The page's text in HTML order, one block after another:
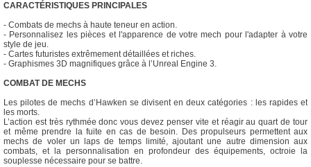
CARACTÉRISTIQUES PRINCIPALES
- Combats de mechs à haute teneur en action.
- Personnalisez les pièces et l'apparence de votre mech pour l'adapter à votre
style de jeu.
- Cartes futuristes extrêmement détaillées et riches.
- Graphismes 3D magnifiques grâce à l’Unreal Engine 3.
COMBAT DE MECHS
Les pilotes de mechs d’Hawken se divisent en deux catégories : les rapides et
les morts.
L’action est très rythmée donc vous devez penser vite et réagir au quart de tour
et même prendre la fuite en cas de besoin. Des propulseurs permettent aux
mechs de voler un laps de temps limité, ajoutant une autre dimension aux
combats, et la personnalisation en profondeur des équipements, octroie la
souplesse nécessaire pour se battre.